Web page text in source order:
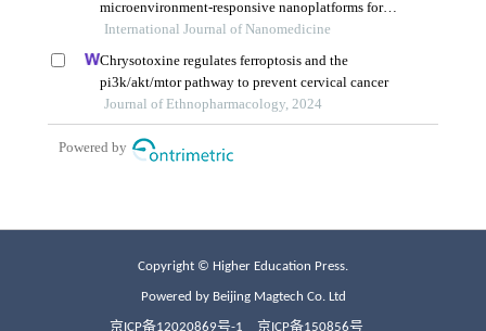
Copyright © Higher Education Press.
Powered by Beijing Magtech Co. Ltd
京ICP备12020869号-1 京ICP备150856号